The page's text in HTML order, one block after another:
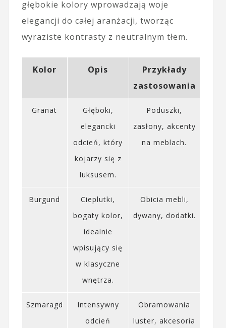
głębokie kolory wprowadzają woje
elegancji do całej aranżacji, tworząc
wyraziste kontrasty z neutralnym tłem.
Kolor Opis
Przykłady
zastosowania
Granat
Głęboki,
elegancki
odcień, który
kojarzy się z
luksusem.
Poduszki,
zasłony, akcenty
na meblach.
Burgund
Cieplutki,
bogaty kolor,
idealnie
wpisujący się
w klasyczne
wnętrza.
Obicia mebli,
dywany, dodatki.
Szmaragd
Intensywny
odcień
Obramowania
luster, akcesoria